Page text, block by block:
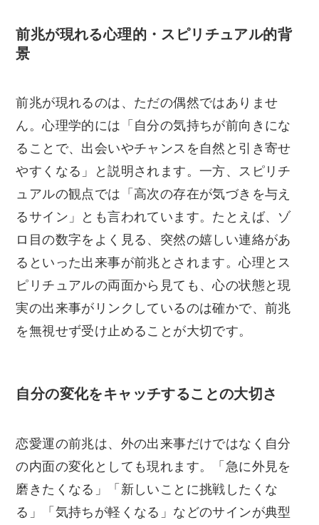
前兆が現れる心理的・スピリチュアル的背
景
前兆が現れるのは、ただの偶然ではありませ
ん。心理学的には「自分の気持ちが前向きにな
ることで、出会いやチャンスを自然と引き寄せ
やすくなる」と説明されます。一方、スピリチ
ュアルの観点では「高次の存在が気づきを与え
るサイン」とも言われています。たとえば、ゾ
ロ目の数字をよく見る、突然の嬉しい連絡があ
るといった出来事が前兆とされます。心理とス
ピリチュアルの両面から見ても、心の状態と現
実の出来事がリンクしているのは確かで、前兆
を無視せず受け止めることが大切です。
自分の変化をキャッチすることの大切さ
恋愛運の前兆は、外の出来事だけではなく自分
の内面の変化としても現れます。「急に外見を
磨きたくなる」「新しいことに挑戦したくな
る」「気持ちが軽くなる」などのサインが典型